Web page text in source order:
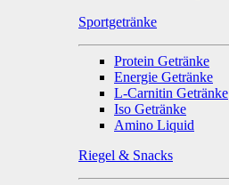
Sportgetränke
Protein Getränke
Energie Getränke
L-Carnitin Getränke
Iso Getränke
Amino Liquid
Riegel & Snacks